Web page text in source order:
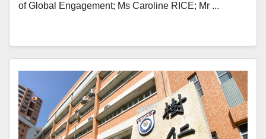
of Global Engagement; Ms Caroline RICE; Mr ...